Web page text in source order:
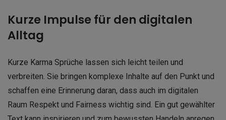
Kurze Impulse für den digitalen
Alltag
Kurze Karma Sprüche lassen sich leicht teilen und
verbreiten. Sie bringen komplexe Inhalte auf den Punkt und
schaffen eine Erinnerung daran, dass auch im digitalen
Raum Respekt und Fairness wichtig sind. Ein gut gewählter